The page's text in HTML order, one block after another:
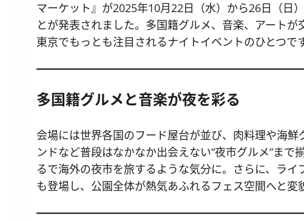
マーケット』が2025年10月22日（水）から26日（日
とが発表されました。多国籍グルメ、音楽、アート
東京でもっとも注目されるナイトイベントのひとつです
多国籍グルメと音楽が夜を彩る
会場には世界各国のフード屋台が並び、肉料理や海
ンドなど普段はなかなか出会えない“夜市グルメ”ま
るで海外の夜市を旅するような気分に。さらに、ラ
も登場し、公園全体が熱気あふれるフェス空間へと変